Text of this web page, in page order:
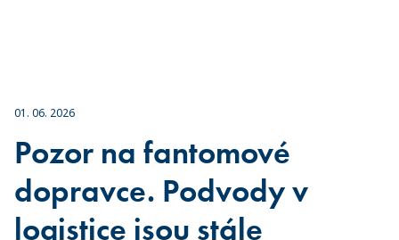
01. 06. 2026
Pozor na fantomové
dopravce. Podvody v
logistice jsou stále